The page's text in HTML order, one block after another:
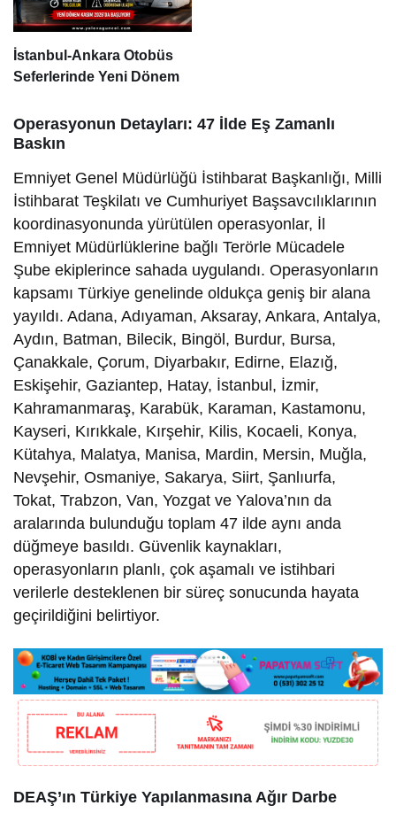
İstanbul-Ankara Otobüs
Seferlerinde Yeni Dönem
Operasyonun Detayları: 47 İlde Eş Zamanlı
Baskın
Emniyet Genel Müdürlüğü İstihbarat Başkanlığı, Milli
İstihbarat Teşkilatı ve Cumhuriyet Başsavcılıklarının
koordinasyonunda yürütülen operasyonlar, İl
Emniyet Müdürlüklerine bağlı Terörle Mücadele
Şube ekiplerince sahada uygulandı. Operasyonların
kapsamı Türkiye genelinde oldukça geniş bir alana
yayıldı. Adana, Adıyaman, Aksaray, Ankara, Antalya,
Aydın, Batman, Bilecik, Bingöl, Burdur, Bursa,
Çanakkale, Çorum, Diyarbakır, Edirne, Elazığ,
Eskişehir, Gaziantep, Hatay, İstanbul, İzmir,
Kahramanmaraş, Karabük, Karaman, Kastamonu,
Kayseri, Kırıkkale, Kırşehir, Kilis, Kocaeli, Konya,
Kütahya, Malatya, Manisa, Mardin, Mersin, Muğla,
Nevşehir, Osmaniye, Sakarya, Siirt, Şanlıurfa,
Tokat, Trabzon, Van, Yozgat ve Yalova’nın da
aralarında bulunduğu toplam 47 ilde aynı anda
düğmeye basıldı. Güvenlik kaynakları,
operasyonların planlı, çok aşamalı ve istihbari
verilerle desteklenen bir süreç sonucunda hayata
geçirildiğini belirtiyor.
DEAŞ’ın Türkiye Yapılanmasına Ağır Darbe